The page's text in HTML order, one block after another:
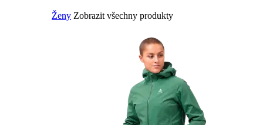
Ženy Zobrazit všechny produkty